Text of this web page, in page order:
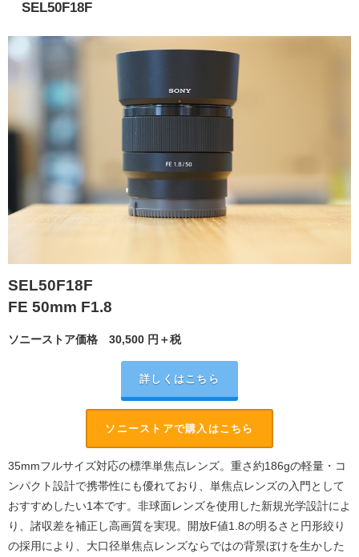
SEL50F18F
SEL50F18F
FE 50mm F1.8
ソニーストア価格 30,500 円＋税
詳しくはこちら
ソニーストアで購入はこちら
35mmフルサイズ対応の標準単焦点レンズ。重さ約186gの軽量・コ
ンパクト設計で携帯性にも優れており、単焦点レンズの入門として
おすすめしたい1本です。非球面レンズを使用した新規光学設計によ
り、諸収差を補正し高画質を実現。開放F値1.8の明るさと円形絞り
の採用により、大口径単焦点レンズならではの背景ぼけを生かした